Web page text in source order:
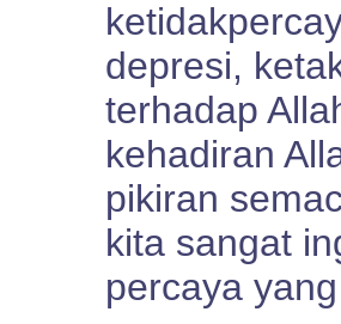
depresi,
terhadap
kehadiran
pikiran
kita sangat
percaya